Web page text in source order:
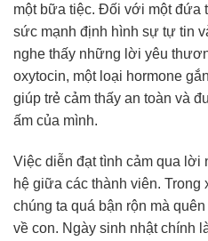
một bữa tiệc. Đối với một đứa
sức mạnh định hình sự tự tin
nghe thấy những lời yêu
oxytocin, một loại hormone
giúp trẻ cảm thấy an toàn và
ấm của mình.
Việc diễn đạt tình cảm qua lời
hệ giữa các thành viên. Trong
chúng ta quá bận rộn mà
về con. Ngày sinh nhật chính